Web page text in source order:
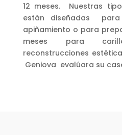
12 meses. Nuestras
están diseñadas
apiñamiento o para
meses para
reconstrucciones
Geniova evalúara su